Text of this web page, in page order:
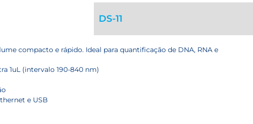
DS-11
compacto e rápido. Ideal para quantificação de DNA, RNA e
1uL (intervalo 190-840 nm)
e USB